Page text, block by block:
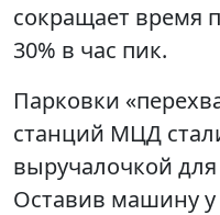
сокращает время
30% в час пик.
Парковки
станций МЦД
выручалочкой
Оставив машину